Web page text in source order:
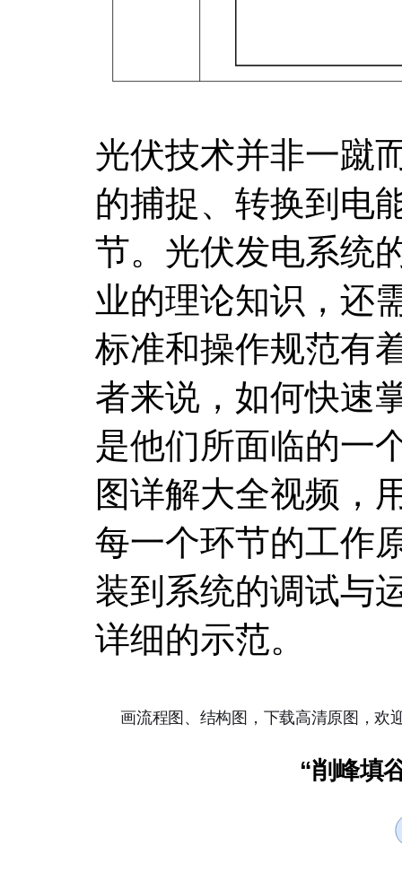
光伏技术并非一蹴
的捕捉、转换到电
节。光伏发电系统
业的理论知识，还
标准和操作规范有
者来说，如何快速
是他们所面临的一
图详解大全视频，
每一个环节的工作
装到系统的调试与
详细的示范。